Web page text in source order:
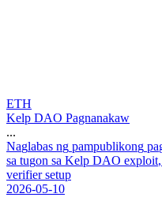
ETH
Kelp DAO Pagnanakaw
...
Naglabas ng pampublikong pa
sa tugon sa Kelp DAO exploit,
verifier setup
2026-05-10